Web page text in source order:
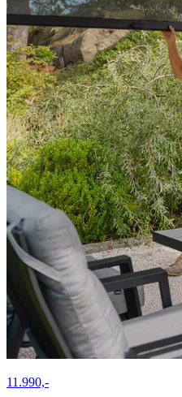
11.990,-